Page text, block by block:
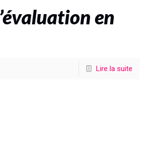
en
Lire la suite